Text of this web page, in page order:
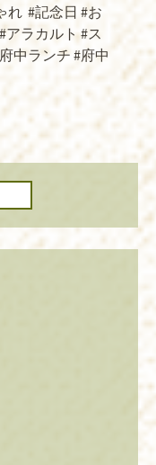
れ #記念日 #お
アラカルト #ス
中ランチ #府中